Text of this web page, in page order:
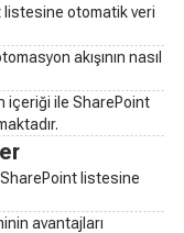
listesine otomatik veri
akışının nasıl
içeriği ile SharePoint
SharePoint listesine
avantajları